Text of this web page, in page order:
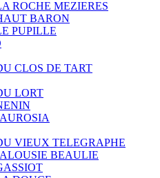
ROCHE MEZIERES
BARON
PUPILLE
CLOS DE TART
LORT
VIEUX TELEGRAPHE
BEAULIE